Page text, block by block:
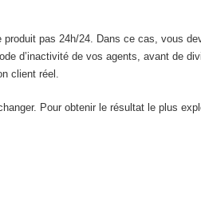
produit pas 24h/24. Dans ce cas, vous
d’inactivité de vos agents, avant de
client réel.
Pour obtenir le résultat le plus